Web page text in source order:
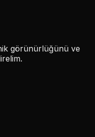
görünürlüğünü ve